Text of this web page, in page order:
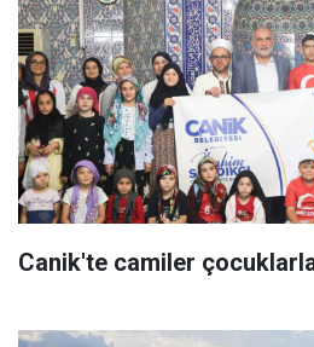
Canik'te camiler